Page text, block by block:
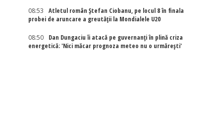
08:53
Atletul român Ștefan Ciobanu, pe locul 8 în finala
probei de aruncare a greutății la Mondialele U20
08:50
Dan Dungaciu îi atacă pe guvernanți în plină criza
energetică: 'Nici măcar prognoza meteo nu o urmărești'